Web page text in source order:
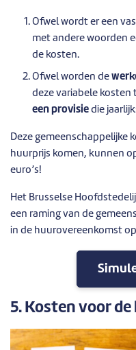
Ofwel wordt er een
met andere woorden
de kosten.
Ofwel worden de
deze variabele kosten
een provisie die
Deze gemeenschappelijke
huurprijs komen, kunnen
euro’s!
Het Brusselse
een raming van de
in de huurovereenkomst
5. Kosten voor